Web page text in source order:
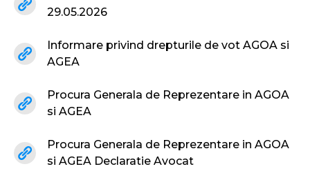
29.05.2026
Informare privind drepturile de vot AGOA si
AGEA
Procura Generala de Reprezentare in AGOA
si AGEA
Procura Generala de Reprezentare in AGOA
si AGEA Declaratie Avocat